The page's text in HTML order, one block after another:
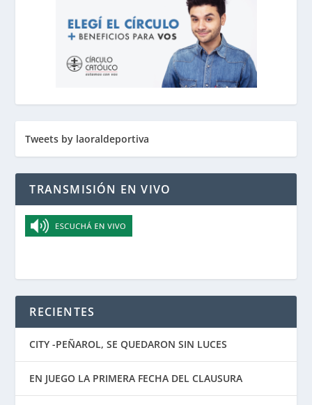
Tweets by laoraldeportiva
TRANSMISIÓN EN VIVO
RECIENTES
CITY -PEÑAROL, SE QUEDARON SIN LUCES
EN JUEGO LA PRIMERA FECHA DEL CLAUSURA